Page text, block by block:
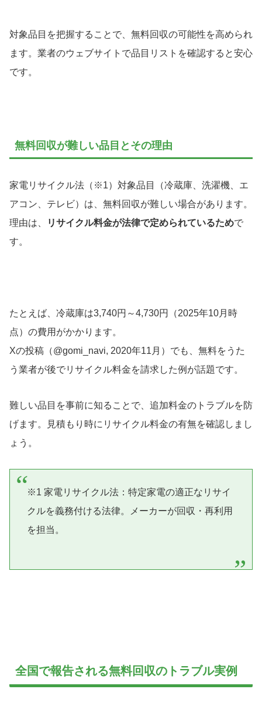
対象品目を把握することで、無料回収の可能性を高められ
ます。業者のウェブサイトで品目リストを確認すると安心
です。
無料回収が難しい品目とその理由
家電リサイクル法（※1）対象品目（冷蔵庫、洗濯機、エ
アコン、テレビ）は、無料回収が難しい場合があります。
理由は、
リサイクル料金が法律で定められているためで
す。
たとえば、冷蔵庫は3,740円～4,730円（2025年10月時
点）の費用がかかります。
Xの投稿（@gomi_navi, 2020年11月）でも、無料をうた
う業者が後でリサイクル料金を請求した例が話題です。
難しい品目を事前に知ることで、追加料金のトラブルを防
げます。見積もり時にリサイクル料金の有無を確認しまし
ょう。
※1 家電リサイクル法：特定家電の適正なリサイ
クルを義務付ける法律。メーカーが回収・再利用
を担当。
全国で報告される無料回収のトラブル実例